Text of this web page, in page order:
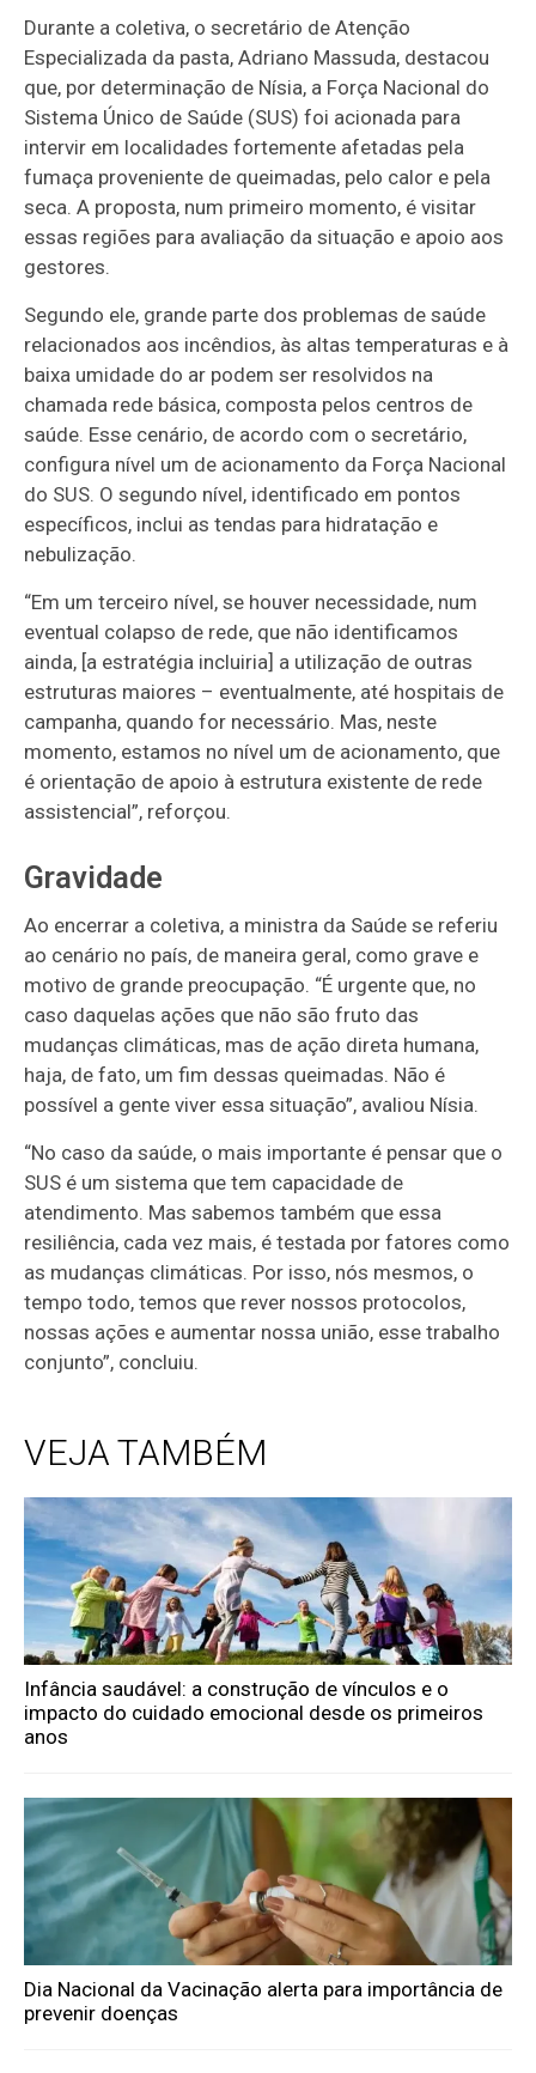
Durante a coletiva, o secretário de Atenção
Especializada da pasta, Adriano Massuda, destacou
que, por determinação de Nísia, a Força Nacional do
Sistema Único de Saúde (SUS) foi acionada para
intervir em localidades fortemente afetadas pela
fumaça proveniente de queimadas, pelo calor e pela
seca. A proposta, num primeiro momento, é visitar
essas regiões para avaliação da situação e apoio aos
gestores.
Segundo ele, grande parte dos problemas de saúde
relacionados aos incêndios, às altas temperaturas e à
baixa umidade do ar podem ser resolvidos na
chamada rede básica, composta pelos centros de
saúde. Esse cenário, de acordo com o secretário,
configura nível um de acionamento da Força Nacional
do SUS. O segundo nível, identificado em pontos
específicos, inclui as tendas para hidratação e
nebulização.
“Em um terceiro nível, se houver necessidade, num
eventual colapso de rede, que não identificamos
ainda, [a estratégia incluiria] a utilização de outras
estruturas maiores – eventualmente, até hospitais de
campanha, quando for necessário. Mas, neste
momento, estamos no nível um de acionamento, que
é orientação de apoio à estrutura existente de rede
assistencial”, reforçou.
Gravidade
Ao encerrar a coletiva, a ministra da Saúde se referiu
ao cenário no país, de maneira geral, como grave e
motivo de grande preocupação. “É urgente que, no
caso daquelas ações que não são fruto das
mudanças climáticas, mas de ação direta humana,
haja, de fato, um fim dessas queimadas. Não é
possível a gente viver essa situação”, avaliou Nísia.
“No caso da saúde, o mais importante é pensar que o
SUS é um sistema que tem capacidade de
atendimento. Mas sabemos também que essa
resiliência, cada vez mais, é testada por fatores como
as mudanças climáticas. Por isso, nós mesmos, o
tempo todo, temos que rever nossos protocolos,
nossas ações e aumentar nossa união, esse trabalho
conjunto”, concluiu.
VEJA TAMBÉM
Infância saudável: a construção de vínculos e o
impacto do cuidado emocional desde os primeiros
anos
Dia Nacional da Vacinação alerta para importância de
prevenir doenças